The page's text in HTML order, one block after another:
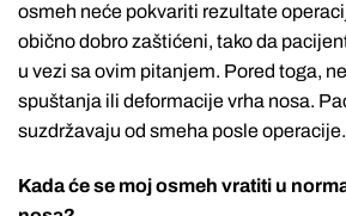
osmeh neće pokvariti rezultate
obično dobro zaštićeni, tako da
u vezi sa ovim pitanjem. Pored toga,
spuštanja ili deformacije vrha nosa.
suzdržavaju od smeha posle operacije.
Kada će se moj osmeh vratiti u